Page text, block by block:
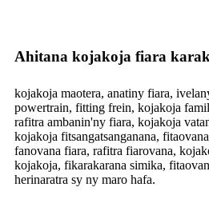
Ahitana kojakoja fiara
kojakoja maotera, anatiny fiara,
powertrain, fitting frein, kojakoja
rafitra ambanin'ny fiara, kojakoja
kojakoja fitsangatsanganana,
fanovana fiara, rafitra fiarovana,
kojakoja, fikarakarana simika,
herinaratra sy ny maro hafa.